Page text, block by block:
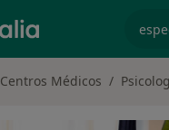
Centros Médicos